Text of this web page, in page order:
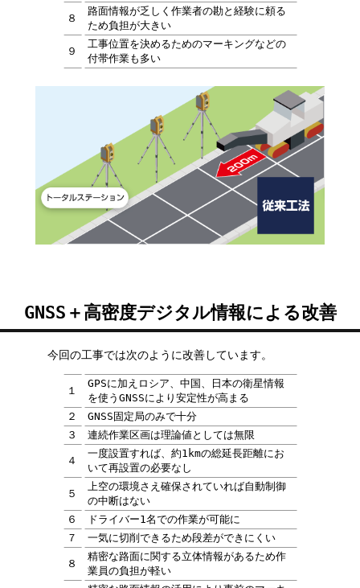
８
路面情報が乏しく作業者の勘と経験に頼る
ため負担が大きい
９
工事位置を決めるためのマーキングなどの
付帯作業も多い
GNSS＋高密度デジタル情報による改善
今回の工事では次のように改善しています。
１
GPSに加えロシア、中国、日本の衛星情報
を使うGNSSにより安定性が高まる
２
GNSS固定局のみで十分
３
連続作業区画は理論値としては無限
４
一度設置すれば、約1kmの総延長距離にお
いて再設置の必要なし
５
上空の環境さえ確保されていれば自動制御
の中断はない
６
ドライバー1名での作業が可能に
７
一気に切削できるため段差ができにくい
８
精密な路面に関する立体情報があるため作
業員の負担が軽い